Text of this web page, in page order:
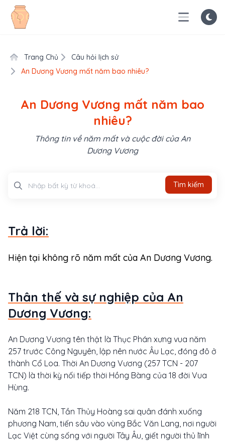
Trang Chủ
Câu hỏi lịch sử
An Dương Vương mất năm bao nhiêu?
An Dương Vương mất năm bao
nhiêu?
Thông tin về năm mất và cuộc đời của An
Dương Vương
Tìm kiếm
Trả lời:
Hiện tại không rõ năm mất của An Dương Vương.
Thân thế và sự nghiệp của An
Dương Vương:
An Dương Vương tên thật là Thục Phán xưng vua năm
257 trước Công Nguyên, lập nên nước Âu Lạc, đóng đô ở
thành Cổ Loa. Thời An Dương Vương (257 TCN - 207
TCN) là thời kỳ nối tiếp thời Hồng Bàng của 18 đời Vua
Hùng.
Năm 218 TCN, Tần Thủy Hoàng sai quân đánh xuống
phương Nam, tiến sâu vào vùng Bắc Văn Lang, nơi người
Lạc Việt cùng sống với người Tây Âu, giết người thủ lĩnh